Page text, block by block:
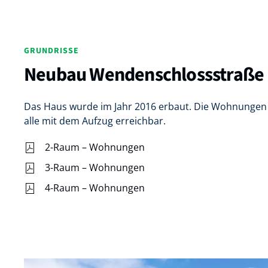
GRUNDRISSE
Neubau Wendenschlossstraße
Das Haus wurde im Jahr 2016 erbaut. Die
alle mit dem Aufzug erreichbar.
2-Raum – Wohnungen
3-Raum – Wohnungen
4-Raum – Wohnungen